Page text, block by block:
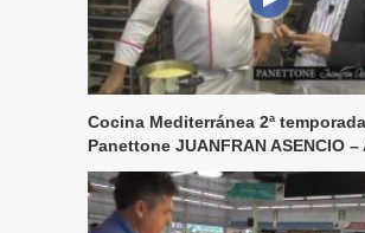
Cocina Mediterránea 2ª
Panettone JUANFRAN ASENCIO –